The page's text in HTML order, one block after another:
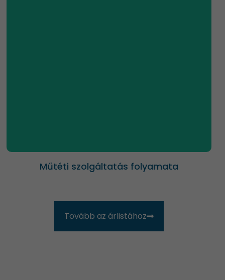
Műtéti szolgáltatás folyamata
Tovább az árlistához